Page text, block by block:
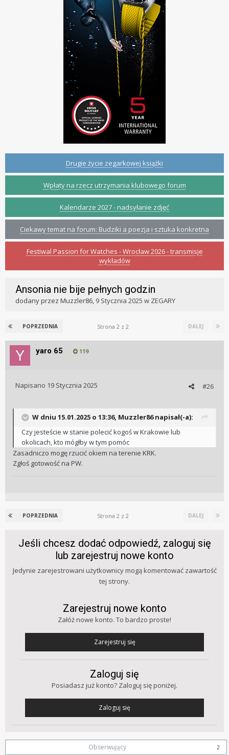
Drugie życie zegarkowej książki
Wpłaty na rzecz utrzymania klubowego forum
Kalendarze 2027 - nadsyłanie zdjęć
Ciekawy temat na forum: Budziki a poezja i sztuka konkretna
Festiwal Passion for Watches - Wrocław 2026 - transmisje
wykładów
Ansonia nie bije pełnych godzin
dodany przez Muzzler86, 9 Stycznia 2025 w ZEGARY
POPRZEDNIA DALEJ
Strona 2 z 2
yaro 65 119
#26
Napisano 19 Stycznia 2025
W dniu 15.01.2025 o 13:36, Muzzler86napisał(-a):
Czy jesteście w stanie polecić kogoś w Krakowie lub
okolicach, kto mógłby w tym pomóc
Zasadniczo mogę rzucić okiem na terenie KRK.
Zgłoś gotowość na PW.
POPRZEDNIA DALEJ
Strona 2 z 2
Jeśli chcesz dodać odpowiedź, zaloguj się
lub zarejestruj nowe konto
Jedynie zarejestrowani użytkownicy mogą komentować zawartość
tej strony.
Zarejestruj nowe konto
Załóż nowe konto. To bardzo proste!
Zarejestruj się
Zaloguj się
Posiadasz już konto? Zaloguj się poniżej.
Zaloguj się
Obserwujący 2